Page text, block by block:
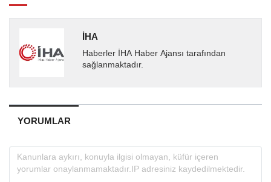
İHA
Haberler İHA Haber Ajansı tarafından
sağlanmaktadır.
YORUMLAR